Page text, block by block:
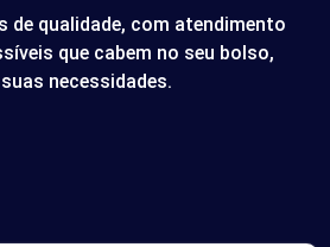
de qualidade, com atendimento
que cabem no seu bolso,
necessidades.